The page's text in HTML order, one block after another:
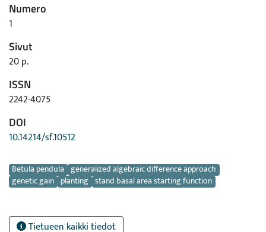
Numero
1
Sivut
20 p.
ISSN
2242-4075
DOI
10.14214/sf.10512
Avainsanat
Betula pendula generalized algebraic difference approach
genetic gain planting stand basal area starting function
Tietueen kaikki tiedot